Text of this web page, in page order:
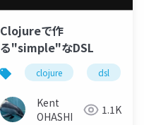
fulfillment
Clojureで作
る"simple"なDSL
clojure dsl
Kent
OHASHI
1.1K